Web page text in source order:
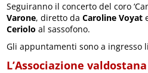
Seguiranno il concerto del coro
Varone, diretto da Caroline Voyat
Ceriolo al sassofono.
Gli appuntamenti sono a ingresso
L’Associazione